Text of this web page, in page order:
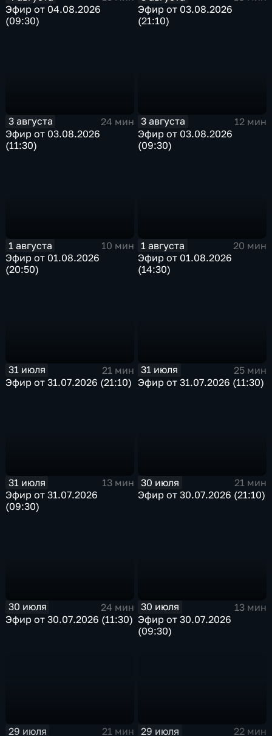
Эфир от 04.08.2026
(09:30)
Эфир от 03.08.2026
(21:10)
3 августа
24 мин
Эфир от 03.08.2026
(11:30)
3 августа
12 мин
Эфир от 03.08.2026
(09:30)
1 августа
10 мин
Эфир от 01.08.2026
(20:50)
1 августа
20 мин
Эфир от 01.08.2026
(14:30)
31 июля
21 мин
Эфир от 31.07.2026 (21:10)
31 июля
25 мин
Эфир от 31.07.2026 (11:30)
31 июля
13 мин
Эфир от 31.07.2026
(09:30)
30 июля
21 мин
Эфир от 30.07.2026 (21:10)
30 июля
24 мин
Эфир от 30.07.2026 (11:30)
30 июля
13 мин
Эфир от 30.07.2026
(09:30)
29 июля
21 мин
29 июля
22 мин